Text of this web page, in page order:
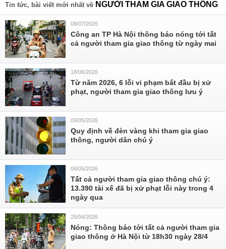
Tin tức, bài viết mới nhất về NGƯỜI THAM GIA GIAO THÔNG
08/07/2026
Công an TP Hà Nội thông báo nóng tới tất
cả người tham gia giao thông từ ngày mai
18/06/2026
Từ năm 2026, 6 lỗi vi phạm bắt đầu bị xử
phạt, người tham gia giao thông lưu ý
09/05/2026
Quy định về đèn vàng khi tham gia giao
thông, người dân chú ý
04/05/2026
Tất cả người tham gia giao thông chú ý:
13.390 tài xế đã bị xử phạt lỗi này trong 4
ngày qua
25/04/2026
Nóng: Thông báo tới tất cả người tham gia
giao thông ở Hà Nội từ 18h30 ngày 28/4